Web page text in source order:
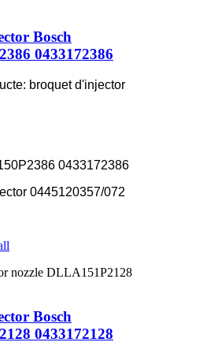
Bosch
0433172386
broquet d'injector
0433172386
0445120357/072
Bosch
0433172128